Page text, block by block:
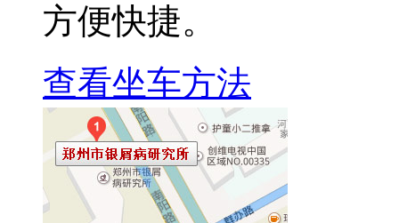
方便快捷。
查看坐车方法